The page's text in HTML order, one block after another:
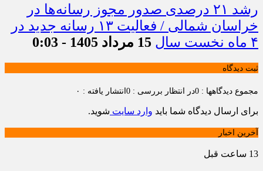
رشد ۲۱ درصدی صدور مجوز رسانه‌ها در
خراسان شمالی / فعالیت ۱۳ رسانه جدید در
۴ ماه نخست سال
15 مرداد 1405 - 0:03
ثبت دیدگاه
مجموع دیدگاهها : 0 در انتظار بررسی : 0 انتشار یافته : ۰
برای ارسال دیدگاه شما باید وارد سایت شوید.
آخرین اخبار
13 ساعت قبل